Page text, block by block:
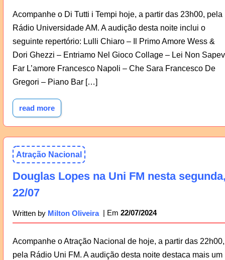
Acompanhe o Di Tutti i Tempi hoje, a partir das 23h00, pela
Rádio Universidade AM. A audição desta noite inclui o
seguinte repertório: Lulli Chiaro – Il Primo Amore Wess &
Dori Ghezzi – Entriamo Nel Gioco Collage – Lei Non
Far L’amore Francesco Napoli – Che Sara Francesco De
Gregori – Piano Bar […]
read more
Atração Nacional
Douglas Lopes na Uni FM nesta
22/07
Written by Milton Oliveira 22/07/2024
Acompanhe o Atração Nacional de hoje, a partir das 22h00,
pela Rádio Uni FM. A audição desta noite destaca mais um